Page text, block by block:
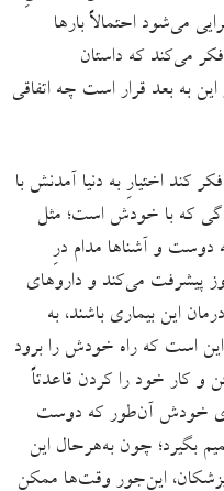
می‌شود احتمالاً بارها
می‌کند که داستان
به بعد قرار است چه اتفاقی
اختیارِ به دنیا آمدنش با
که با خودش است؛ مثل
دوست و‌ آشناها مدام درِ
پیشرفت می‌کند و داروهای
این بیماری باشند، به
است که راه خودش را برود
و کار خود را کردن قاعدتاً
خودش آن‌طور که دوست
بگیرد؛ چون به‌هرحال این
این‌جور وقت‌ها ممکن